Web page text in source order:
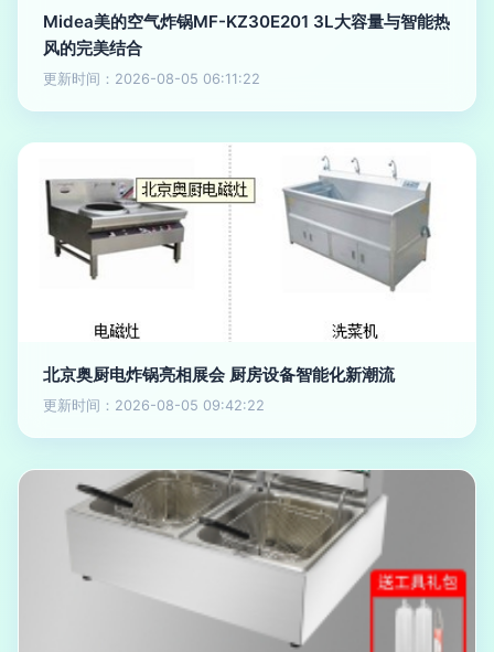
Midea美的空气炸锅MF-KZ30E201 3L大容量与智能热
风的完美结合
更新时间：2026-08-05 06:11:22
北京奥厨电炸锅亮相展会 厨房设备智能化新潮流
更新时间：2026-08-05 09:42:22